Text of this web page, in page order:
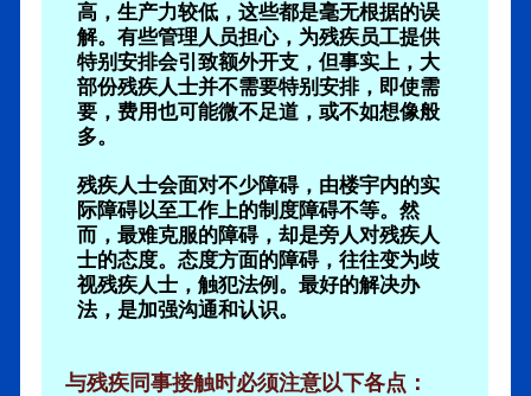
高，生产力较低，这些都是毫无根据的误
解。有些管理人员担心，为残疾员工提供
特别安排会引致额外开支，但事实上，大
部份残疾人士并不需要特别安排，即使需
要，费用也可能微不足道，或不如想像般
多。
残疾人士会面对不少障碍，由楼宇内的实
际障碍以至工作上的制度障碍不等。然
而，最难克服的障碍，却是旁人对残疾人
士的态度。态度方面的障碍，往往变为歧
视残疾人士，触犯法例。最好的解决办
法，是加强沟通和认识。
与残疾同事接触时必须注意以下各点：